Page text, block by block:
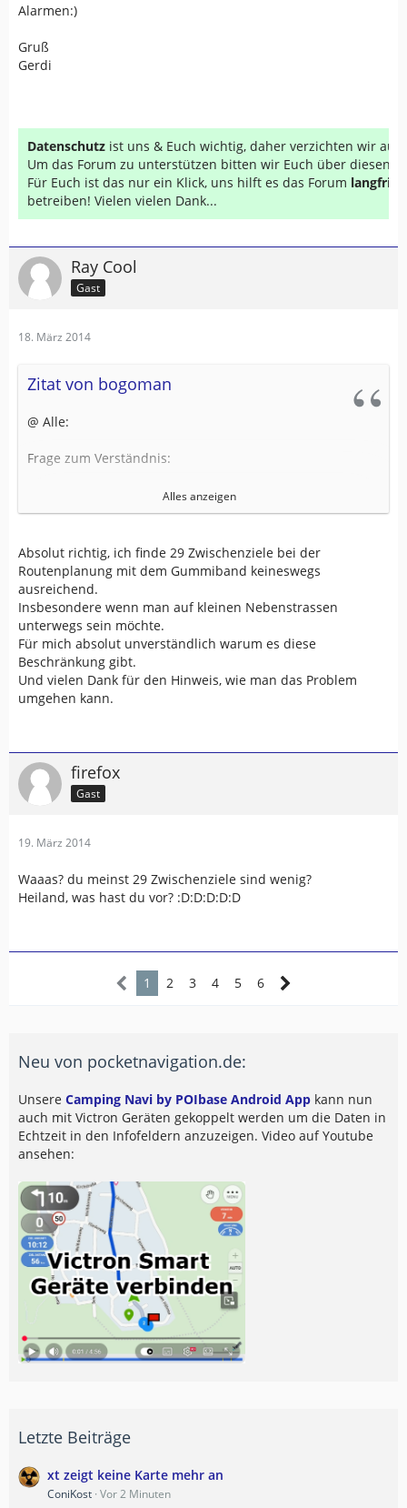
Alarmen:)
Gruß
Gerdi
Datenschutz ist uns & Euch wichtig, daher verzichten wir auf
Um das Forum zu unterstützen bitten wir Euch über diesen
Für Euch ist das nur ein Klick, uns hilft es das Forum
betreiben! Vielen vielen Dank...
Ray Cool
Gast
18. März 2014
Zitat von bogoman
@ Alle:
Frage zum Verständnis:
Meint Ihr wirkliche WEGPUNKTE ? Dann würde ich
zustimmen, dass man sehr wenige davon braucht.
Oder meint Ihr Zwischenziele, die beim Klicken mit der
Gummiband-Option entstehen ? Dann würde ich heftig
widersprechen, da braucht man deutlich mehr als 29
Stück pro z.B. 200 km, je nach Verwinkeltheit des
Straßennetzes.
Danke und Gruß,
bogoman
Alles anzeigen
Absolut richtig, ich finde 29 Zwischenziele bei der
Routenplanung mit dem Gummiband keineswegs
ausreichend.
Insbesondere wenn man auf kleinen Nebenstrassen
unterwegs sein möchte.
Für mich absolut unverständlich warum es diese
Beschränkung gibt.
Und vielen Dank für den Hinweis, wie man das Problem
umgehen kann.
firefox
Gast
19. März 2014
Waaas? du meinst 29 Zwischenziele sind wenig?
Heiland, was hast du vor? :D:D:D:D:D
1 2 3 4 5 6
Neu von pocketnavigation.de:
Unsere Camping Navi by POIbase Android App kann nun
auch mit Victron Geräten gekoppelt werden um die Daten in
Echtzeit in den Infofeldern anzuzeigen. Video auf Youtube
ansehen:
Letzte Beiträge
xt zeigt keine Karte mehr an
ConiKost Vor 2 Minuten